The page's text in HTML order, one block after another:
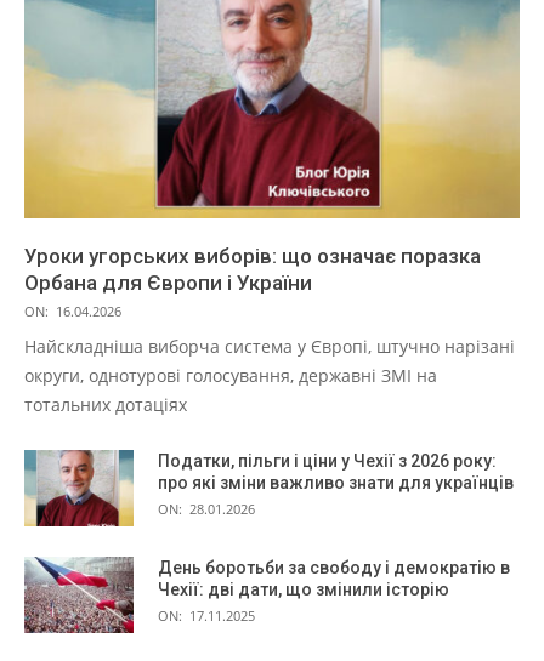
Уроки угорських виборів: що означає поразка
Орбана для Європи і України
ON: 16.04.2026
Найскладніша виборча система у Європі, штучно нарізані
округи, однотурові голосування, державні ЗМІ на
тотальних дотаціях
Податки, пільги і ціни у Чехії з 2026 року:
про які зміни важливо знати для українців
ON: 28.01.2026
День боротьби за свободу і демократію в
Чехії: дві дати, що змінили історію
ON: 17.11.2025